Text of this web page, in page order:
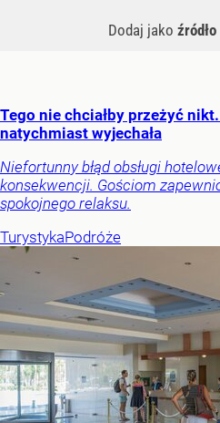
Dodaj jako
Tego nie chciałby przeżyć
natychmiast wyjechała
Niefortunny błąd obsługi
konsekwencji. Gościom
spokojnego relaksu.
TurystykaPodróże